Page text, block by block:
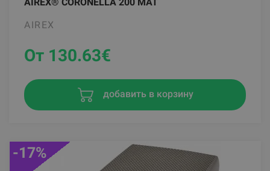
AIREX
От 130.63€
добавить в корзину
-17%